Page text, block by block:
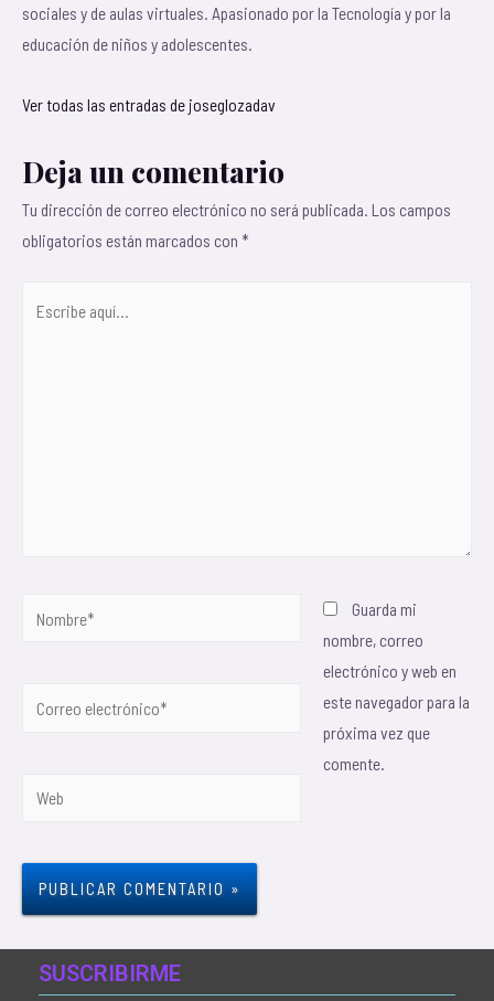
sociales y de aulas virtuales. Apasionado por la Tecnología y por la
educación de niños y adolescentes.
Ver todas las entradas de joseglozadav
Deja un comentario
Tu dirección de correo electrónico no será publicada. Los campos
obligatorios están marcados con *
Guarda mi
nombre, correo
electrónico y web en
este navegador para la
próxima vez que
comente.
SUSCRIBIRME